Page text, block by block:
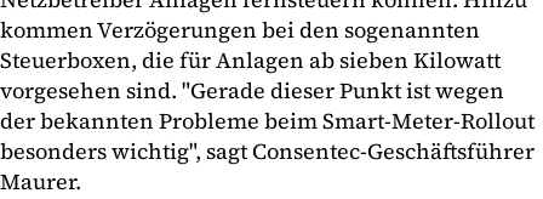
kommen Verzögerungen bei den sogenannten
Steuerboxen, die für Anlagen ab sieben Kilowatt
vorgesehen sind. "Gerade dieser Punkt ist wegen
der bekannten Probleme beim Smart-Meter-Rollout
besonders wichtig", sagt Consentec-Geschäftsführer
Maurer.